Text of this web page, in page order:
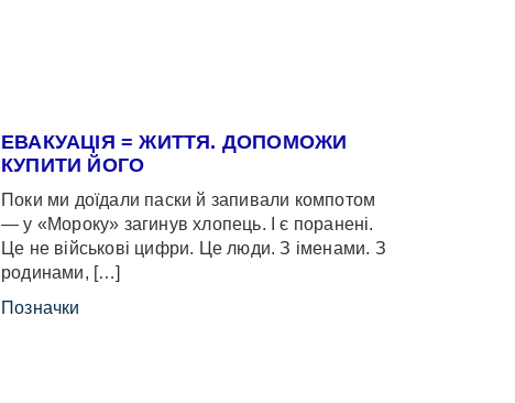
ЕВАКУАЦІЯ = ЖИТТЯ. ДОПОМОЖИ
КУПИТИ ЙОГО
Поки ми доїдали паски й запивали компотом
— у «Мороку» загинув хлопець. І є поранені.
Це не військові цифри. Це люди. З іменами. З
родинами, […]
Позначки